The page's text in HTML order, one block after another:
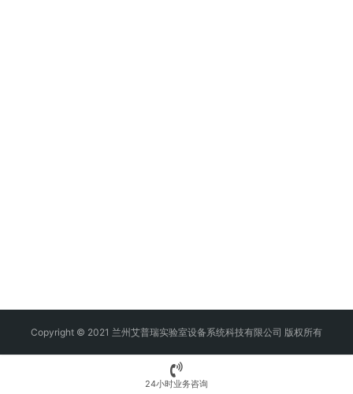
Copyright © 2021 兰州艾普瑞实验室设备系统科技有限公司 版权所有
24小时业务咨询